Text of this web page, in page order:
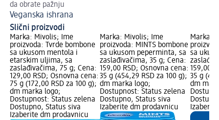
da obrate pažnju
Veganska ishrana
Slični proizvodi
Marka: Mivolis; Ime
proizvoda: Tvrde bombone
sa ukusom mentola i
etarskim uljima, sa
zaslađivačima, 75 g; Cena:
129,00 RSD; Osnovna cena:
75 g (172,00 RSD za 100 g);
dm marka logo;
Dostupnost: Status zelena
Dostupno, Status siva
Izaberite dm prodavnicu
Marka: Mivolis; Ime
proizvoda: MINTS bombone
sa ukusom peperminta, sa
zaslađivačima, 35 g; Cena:
159,00 RSD; Osnovna cena:
35 g (454,29 RSD za 100 g);
dm marka logo;
Dostupnost: Status zelena
Dostupno, Status siva
Izaberite dm prodavnicu
Marka:
sa
159,00
35 g
dm